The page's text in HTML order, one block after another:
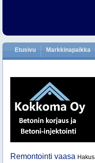
Etusivu Markkinapaikka
Remontointi vaasa